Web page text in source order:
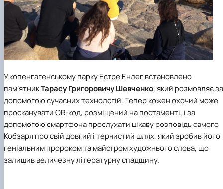
У копенгагенському парку Естре Енлег встановлено
пам’ятникТарасу Григоровичу Шевченко, який розмовляє за
допомогою сучасних технологій. Тепер кожен охочий може
просканувати QR-код, розміщений на постаменті, і за
допомогою смартфона прослухати цікаву розповідь самого
Кобзаря про свій довгий і тернистий шлях, який зробив його
геніальним пророком та майстром художнього слова, що
залишив величезну літературну спадщину.